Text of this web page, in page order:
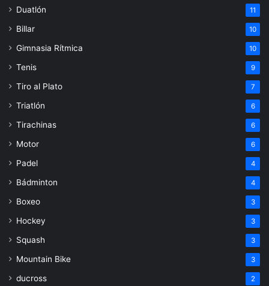
Duatlón 11
Billar 10
Gimnasia Rítmica 10
Tenis 9
Tiro al Plato 7
Triatlón 6
Tirachinas 6
Motor 6
Padel 4
Bádminton 4
Boxeo 3
Hockey 3
Squash 3
Mountain Bike 3
ducross 2